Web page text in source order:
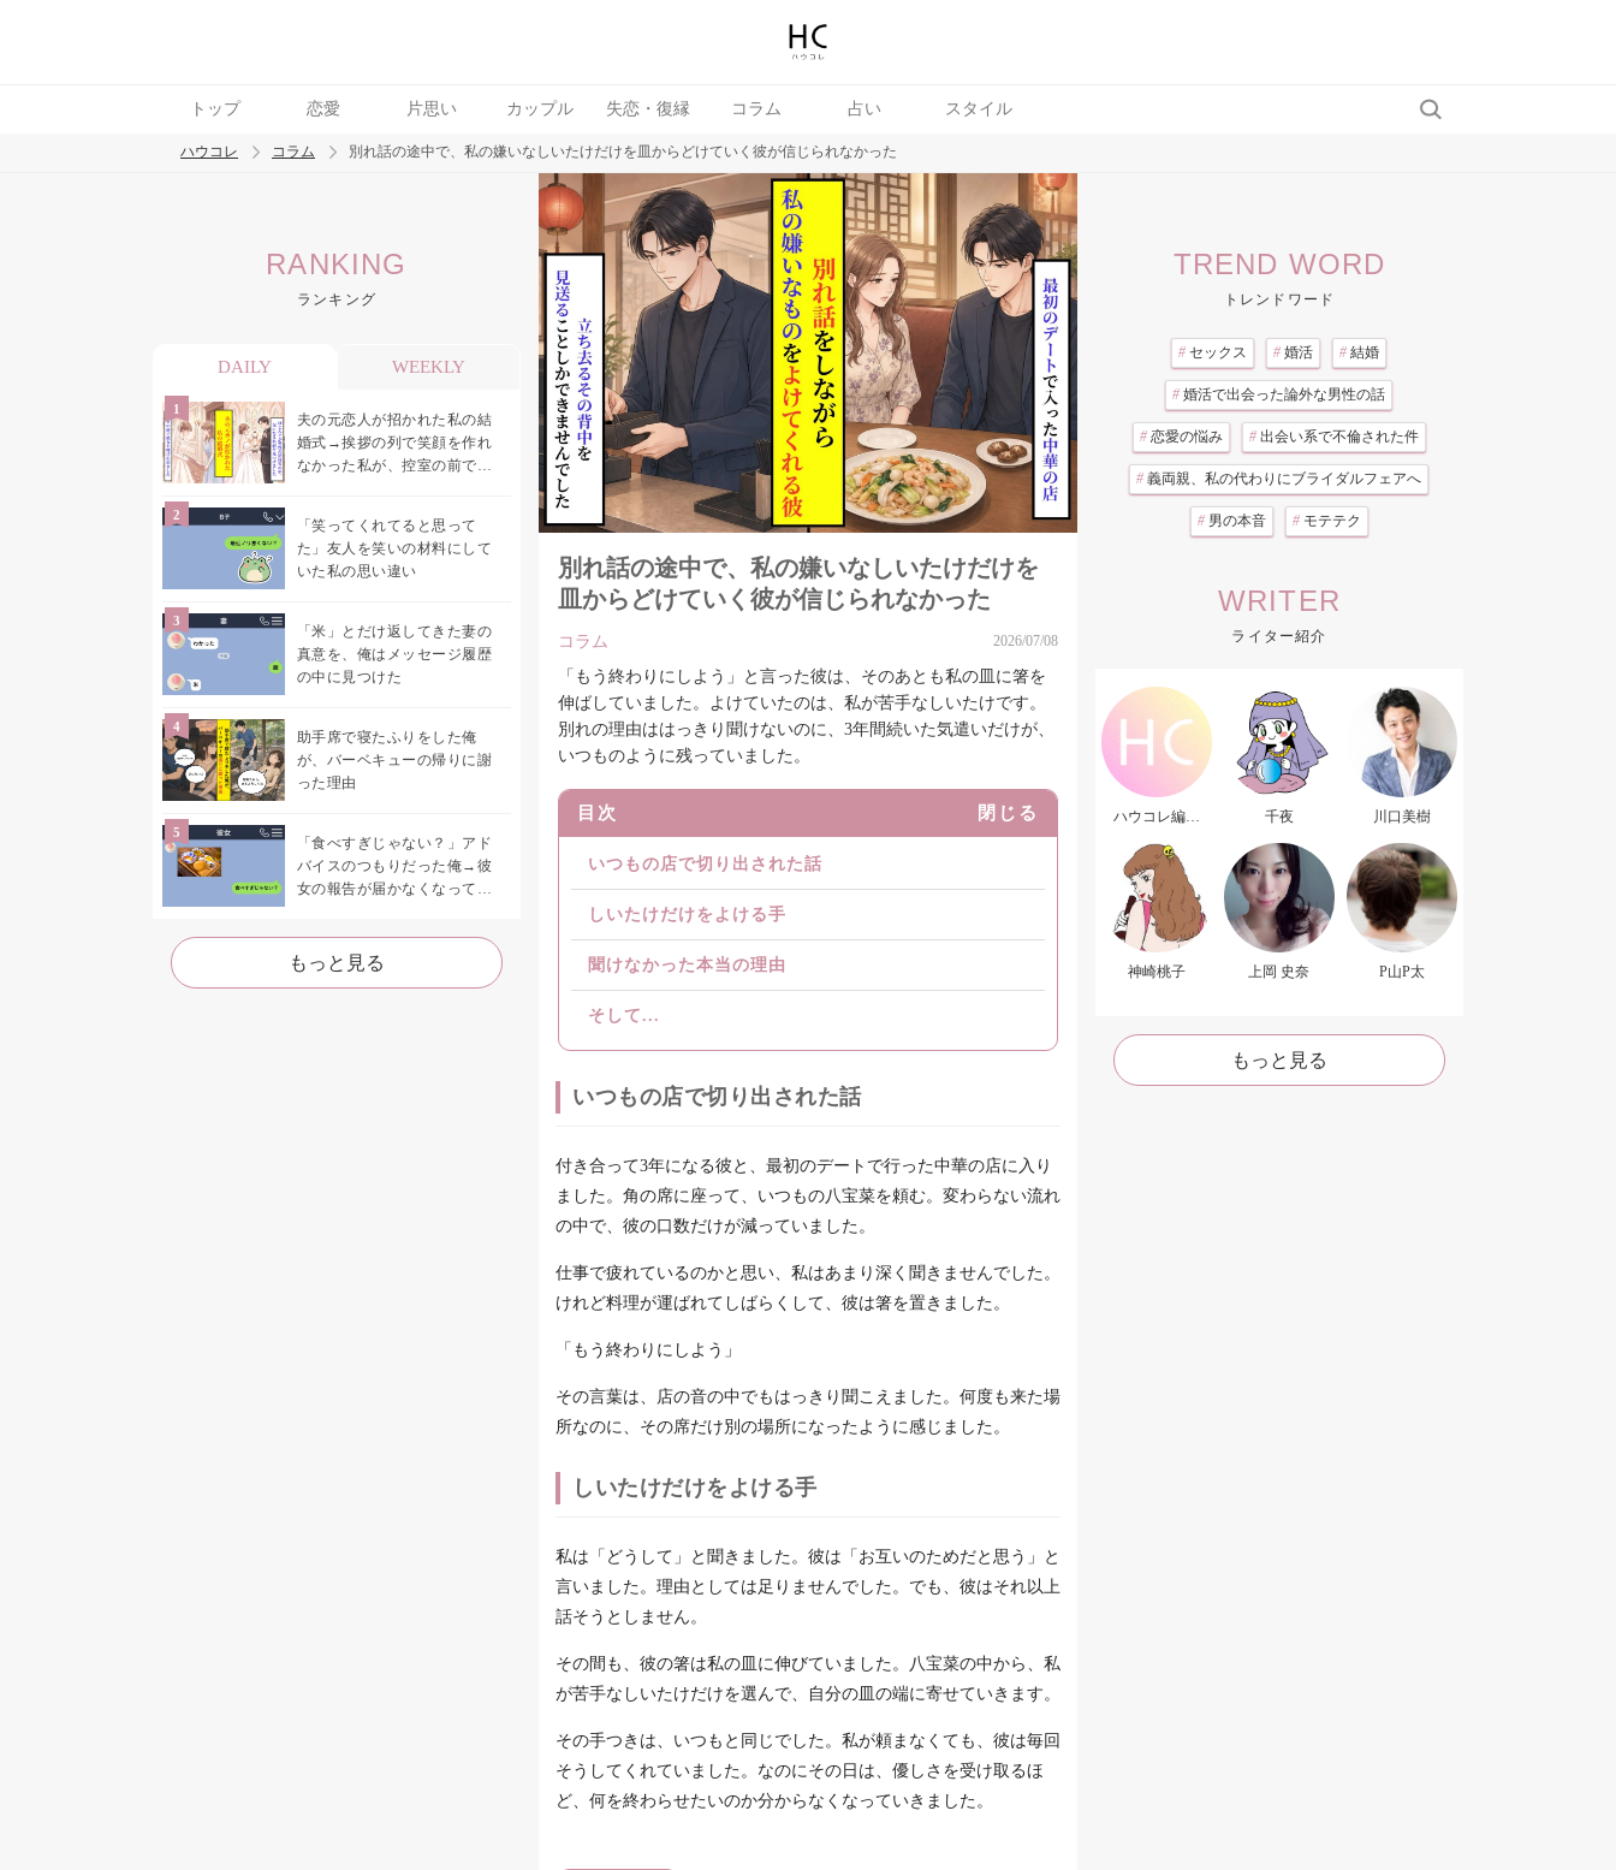
トップ 恋愛 片思い カップル 失恋・復縁 コラム 占い スタイル
トレンド ワード
婚活
ハウコレ コラム 別れ話の途中で、私の嫌いなしいたけだけを皿からどけていく彼が信じられなかった
RANKING
ランキング
DAILY WEEKLY
夫の元恋人が招かれた私の結
婚式→挨拶の列で笑顔を作れ
なかった私が、控室の前で彼
「笑ってくれてると思って
た」友人を笑いの材料にして
いた私の思い違い
「米」とだけ返してきた妻の
真意を、俺はメッセージ履歴
の中に見つけた
助手席で寝たふりをした俺
が、バーベキューの帰りに謝
った理由
「食べすぎじゃない？」アド
バイスのつもりだった俺→彼
女の報告が届かなくなって、
た
もっと見る
別れ話の途中で、私の嫌いなしいたけだけを
皿からどけていく彼が信じられなかった
コラム 2026/07/08
「もう終わりにしよう」と言った彼は、そのあとも私の皿に箸を
伸ばしていました。よけていたのは、私が苦手なしいたけです。
別れの理由ははっきり聞けないのに、3年間続いた気遣いだけが、
いつものように残っていました。
目次 閉じる
いつもの店で切り出された話
しいたけだけをよける手
聞けなかった本当の理由
そして...
いつもの店で切り出された話
付き合って3年になる彼と、最初のデートで行った中華の店に入り
ました。角の席に座って、いつもの八宝菜を頼む。変わらない流れ
の中で、彼の口数だけが減っていました。
仕事で疲れているのかと思い、私はあまり深く聞きませんでした。
けれど料理が運ばれてしばらくして、彼は箸を置きました。
「もう終わりにしよう」
その言葉は、店の音の中でもはっきり聞こえました。何度も来た場
所なのに、その席だけ別の場所になったように感じました。
しいたけだけをよける手
私は「どうして」と聞きました。彼は「お互いのためだと思う」と
言いました。理由としては足りませんでした。でも、彼はそれ以上
話そうとしません。
その間も、彼の箸は私の皿に伸びていました。八宝菜の中から、私
が苦手なしいたけだけを選んで、自分の皿の端に寄せていきます。
その手つきは、いつもと同じでした。私が頼まなくても、彼は毎回
そうしてくれていました。なのにその日は、優しさを受け取るほ
ど、何を終わらせたいのか分からなくなっていきました。
TREND WORD
トレンドワード
# セックス # 婚活 # 結婚
# 婚活で出会った論外な男性の話
# 恋愛の悩み # 出会い系で不倫された件
# 義両親、私の代わりにブライダルフェアへ
# 男の本音 # モテテク
WRITER
ライター紹介
ハウコレ編集
千夜 川口美樹
神崎桃子 上岡 史奈 P山P太
もっと見る